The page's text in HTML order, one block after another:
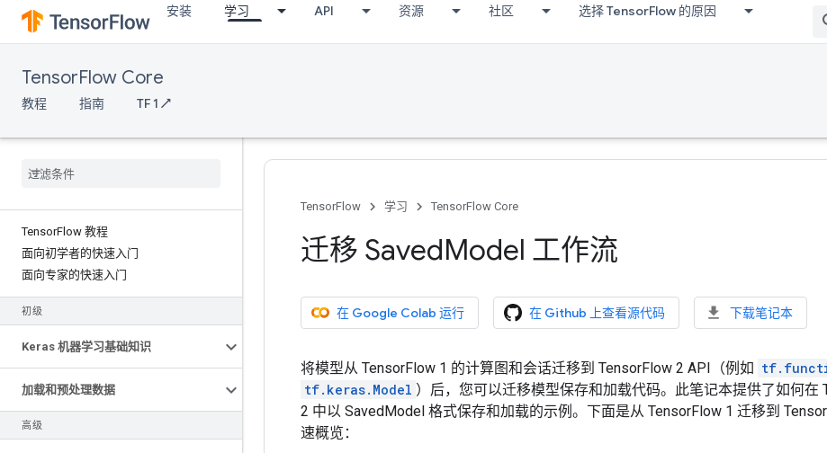
安装 学习 API 资源 社区 选择 TensorFlow 的原因
TensorFlow Core
教程 指南 TF 1 ↗
TensorFlow 教程
面向初学者的快速入门
面向专家的快速入门
初级
Keras 机器学习基础知识
加载和预处理数据
高级
TensorFlow 学习 TensorFlow Core
迁移 SavedModel 工作流
在 Google Colab 运行 在 Github 上查看源代码 下载笔记本
将模型从 TensorFlow 1 的计算图和会话迁移到 TensorFlow 2 API（例如
tf.keras.Model ）后，您可以迁移模型保存和加载代码。此笔记本提供了如何在
2 中以 SavedModel 格式保存和加载的示例。下面是从 TensorFlow 1 迁移到
速概览：